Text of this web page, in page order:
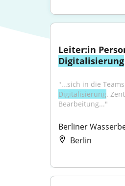
Leiter:in
Digitalisierung
Digitalisierung.
Bearbeitung..."
Berliner
Berlin